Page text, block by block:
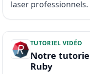
laser professionnels.
TUTORIEL VIDÉO
Notre
Ruby